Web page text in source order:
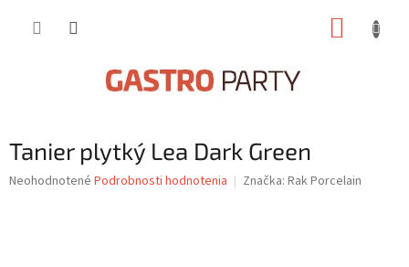
Tanier plytký Lea Dark Green
Priemerné
Neohodnotené Podrobnosti hodnotenia Značka: Rak Porcelain